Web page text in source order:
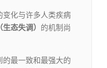
变化与许多人类疾病
态失调） 的机制尚
最一致和最强大的